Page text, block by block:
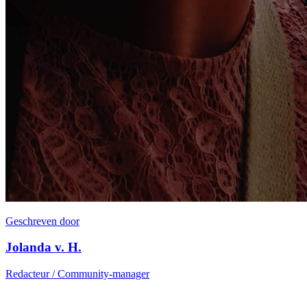
Geschreven door
Jolanda v. H.
Redacteur / Community-manager